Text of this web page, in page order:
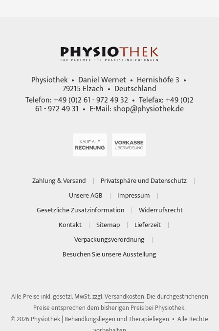
Physiothek • Daniel Wernet • Hernishöfe 3 •
79215 Elzach • Deutschland
Telefon: +49 (0)2 61 - 972 49 32 • Telefax: +49 (0)2
61 - 972 49 31 • E-Mail:shop@physiothek.de
Zahlung & Versand
Privatsphäre und Datenschutz
Unsere AGB
Impressum
Gesetzliche Zusatzinformation
Widerrufsrecht
Kontakt
Sitemap
Lieferzeit
Verpackungsverordnung
Besuchen Sie unsere Ausstellung
Alle Preise inkl. gesetzl. MwSt. zzgl.Versandkosten. Die durchgestrichenen
Preise entsprechen dem bisherigen Preis bei Physiothek.
© 2026 Physiothek | Behandlungsliegen und Therapieliegen • Alle Rechte